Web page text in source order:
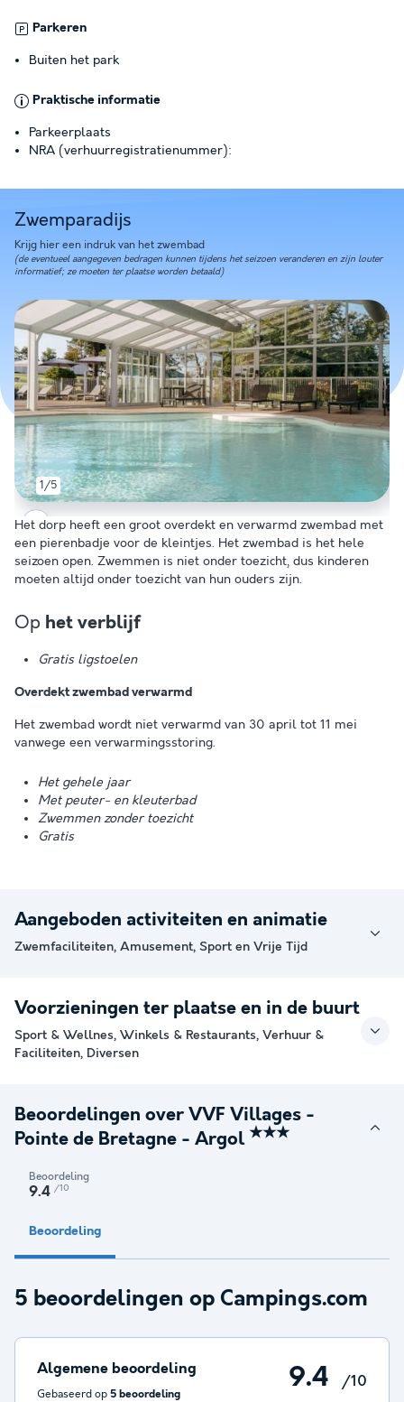
Parkeren
Buiten het park
Praktische informatie
Parkeerplaats
NRA (verhuurregistratienummer):
Zwemparadijs
Krijg hier een indruk van het zwembad
(de eventueel aangegeven bedragen kunnen tijdens het seizoen veranderen en zijn louter
informatief; ze moeten ter plaatse worden betaald)
1/5
Het dorp heeft een groot overdekt en verwarmd zwembad met
een pierenbadje voor de kleintjes. Het zwembad is het hele
seizoen open. Zwemmen is niet onder toezicht, dus kinderen
moeten altijd onder toezicht van hun ouders zijn.
Op het verblijf
Gratis ligstoelen
Overdekt zwembad verwarmd
Het zwembad wordt niet verwarmd van 30 april tot 11 mei
vanwege een verwarmingsstoring.
Het gehele jaar
Met peuter- en kleuterbad
Zwemmen zonder toezicht
Gratis
Aangeboden activiteiten en animatie
Zwemfaciliteiten, Amusement, Sport en Vrije Tijd
Voorzieningen ter plaatse en in de buurt
Sport & Wellnes, Winkels & Restaurants, Verhuur &
Faciliteiten, Diversen
Beoordelingen over VVF Villages -
Pointe de Bretagne - Argol ★★★
Beoordeling
9.4 /10
Beoordeling
5 beoordelingen op Campings.com
Algemene beoordeling
Gebaseerd op 5 beoordeling
9.4 /10